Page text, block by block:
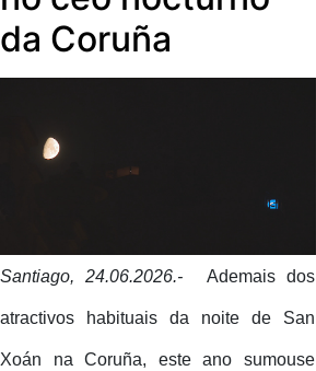
Galega Música, as emisoras da
Corporación dispáranse aos 143.000
da Coruña
Santiago, 24.06.2026.- Ademais dos
atractivos habituais da noite de San
Xoán na Coruña, este ano sumouse